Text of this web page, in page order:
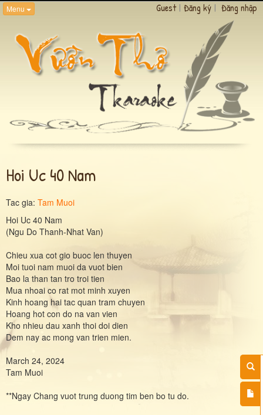
Menu Guest | Đăng ký | Đăng nhập
Hoi Uc 40 Nam
Tac gia: Tam Muoi
Hoi Uc 40 Nam
(Ngu Do Thanh-Nhat Van)
Chieu xua cot gio buoc len thuyen
Moi tuoi nam muoi da vuot bien
Bao la than tan tro troi tien
Mua nhoai co rat mot minh xuyen
Kinh hoang hai tac quan tram chuyen
Hoang hot con do na van vien
Kho nhieu dau xanh thoi doi dien
Dem nay ac mong van trien mien.
March 24, 2024
Tam Muoi
**Ngay Chang vuot trung duong tim ben bo tu do.